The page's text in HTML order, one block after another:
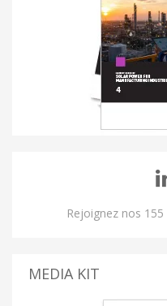
Rejoignez nos
MEDIA KIT